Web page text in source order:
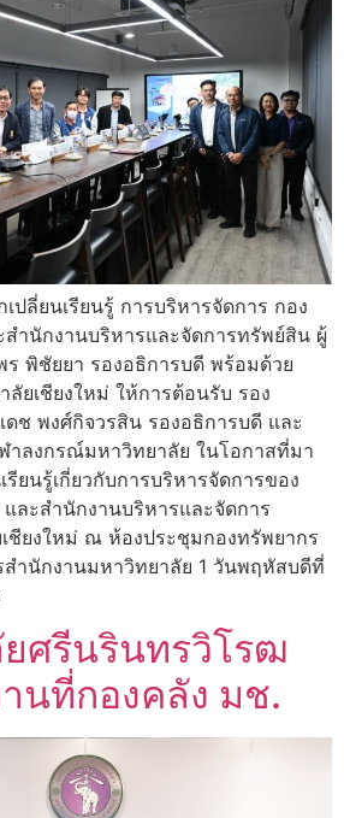
ปลี่ยนเรียนรู้ การบริหารจัดการ กอง
ำนักงานบริหารและจัดการทรัพย์สิน ผู้
ร พิชัยยา รองอธิการบดี พร้อมด้วย
ยเชียงใหม่ ให้การต้อนรับ รอง
ดช พงศ์กิจวรสิน รองอธิการบดี และ
าลงกรณ์มหาวิทยาลัย ในโอกาสที่มา
ยนรู้เกี่ยวกับการบริหารจัดการของ
ละสำนักงานบริหารและจัดการ
ชียงใหม่ ณ ห้องประชุมกองทรัพยากร
ำนักงานมหาวิทยาลัย 1 วันพฤหัสบดีที่
ศรีนรินทรวิโรฒ
นที่กองคลัง มช.